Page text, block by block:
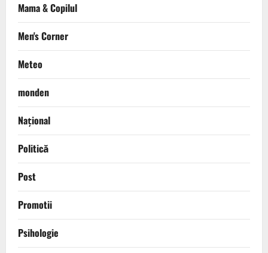
Mama & Copilul
Men's Corner
Meteo
monden
Național
Politică
Post
Promotii
Psihologie